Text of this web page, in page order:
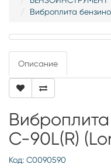
Виброплита
Описание
C-90L(R)
Код: С0090590